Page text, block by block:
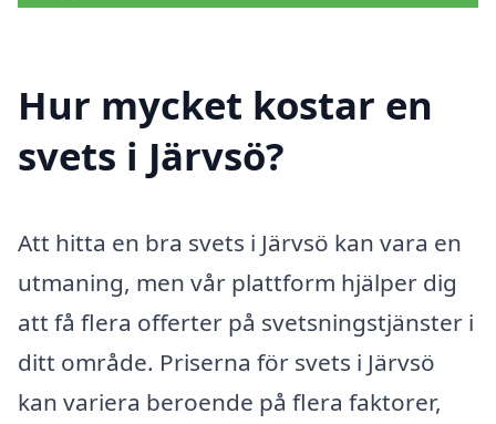
Hur mycket kostar en
svets i Järvsö?
Att hitta en bra svets i Järvsö kan vara en
utmaning, men vår plattform hjälper dig
att få flera offerter på svetsningstjänster i
ditt område. Priserna för svets i Järvsö
kan variera beroende på flera faktorer,